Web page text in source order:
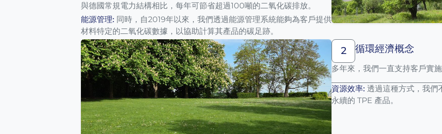
與德國常規電力結構相比，每年可節省超過100噸的二氧化碳排放。
能源管理: 同時，自2019年以來，我們透過能源管理系統能夠為客戶提供
材料特定的二氧化碳數據，以協助計算其產品的碳足跡。
2 循環經濟概念
多年來，我們一直支持客戶實
資源效率: 透過這種方式，我們
永續的 TPE 產品。